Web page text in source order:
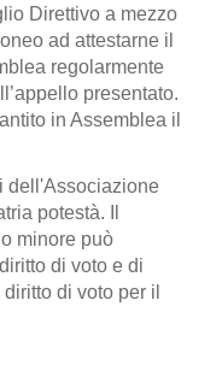
Direttivo a mezzo
ad attestarne il
regolarmente
presentato.
in Assemblea il
dell'Associazione
potestà. Il
minore può
di voto e di
di voto per il